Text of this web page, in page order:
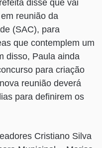
disse que vai
reunião da
(SAC), para
que contemplem um
disso, Paula ainda
para criação
reunião deverá
para definirem os
Cristiano Silva